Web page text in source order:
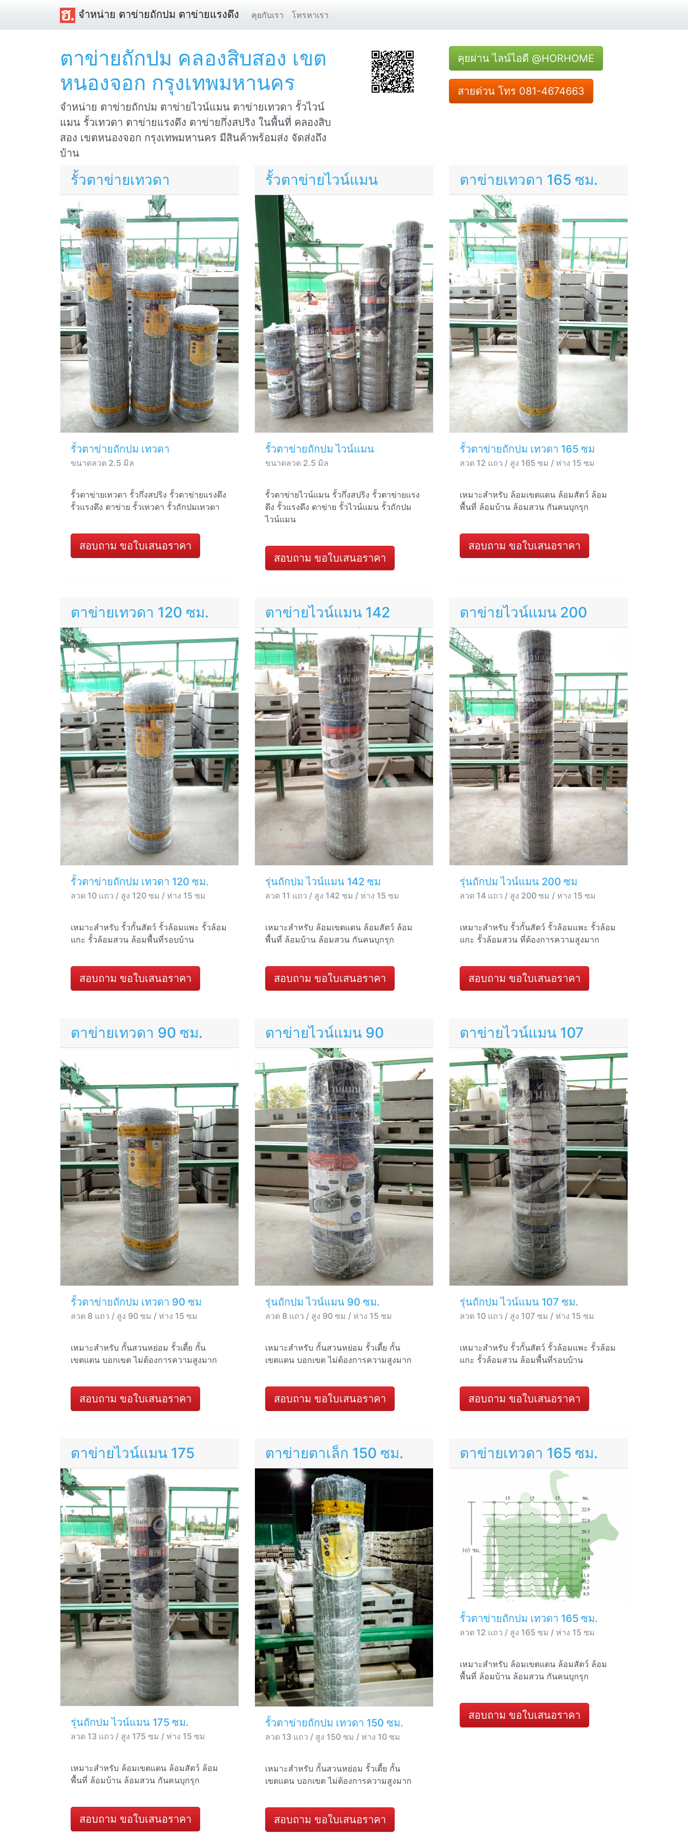
จำหน่าย ตาข่ายถักปม ตาข่ายแรงดึง คุยกับเรา โทรหาเรา
ตาข่ายถักปม คลองสิบสอง เขต
หนองจอก กรุงเทพมหานคร
จำหน่าย ตาข่ายถักปม ตาข่ายไวน์แมน ตาข่ายเทวดา รั้วไวน์
แมน รั้วเทวดา ตาข่ายแรงดึง ตาข่ายกึ่งสปริง ในพื้นที่ คลองสิบ
สอง เขตหนองจอก กรุงเทพมหานคร มีสินค้าพร้อมส่ง จัดส่งถึง
บ้าน
คุยผ่าน ไลน์ไอดี @HORHOME
สายด่วน โทร 081-4674663
รั้วตาข่ายเทวดา
รั้วตาข่ายถักปม เทวดา
ขนาดลวด 2.5 มิล
รั้วตาข่ายเทวดา รั้วกึ่งสปริง รั้วตาข่ายแรงดึง
รั้วแรงดึง ตาข่าย รั้วเทวดา รั้วถักปมเทวดา
สอบถาม ขอใบเสนอราคา
รั้วตาข่ายไวน์แมน
รั้วตาข่ายถักปม ไวน์แมน
ขนาดลวด 2.5 มิล
รั้วตาข่ายไวน์แมน รั้วกึ่งสปริง รั้วตาข่ายแรง
ดึง รั้วแรงดึง ตาข่าย รั้วไวน์แมน รั้วถักปม
ไวน์แมน
สอบถาม ขอใบเสนอราคา
ตาข่ายเทวดา 165 ซม.
รั้วตาข่ายถักปม เทวดา 165 ซม
ลวด 12 แถว / สูง 165 ซม / ห่าง 15 ซม
เหมาะสำหรับ ล้อมเขตแดน ล้อมสัตว์ ล้อม
พื้นที่ ล้อมบ้าน ล้อมสวน กันคนบุกรุก
สอบถาม ขอใบเสนอราคา
ตาข่ายเทวดา 120 ซม.
รั้วตาข่ายถักปม เทวดา 120 ซม.
ลวด 10 แถว / สูง 120 ซม / ห่าง 15 ซม
เหมาะสำหรับ รั้วกั้นสัตว์ รั้วล้อมแพะ รั้วล้อม
แกะ รั้วล้อมสวน ล้อมพื้นที่รอบบ้าน
สอบถาม ขอใบเสนอราคา
ตาข่ายไวน์แมน 142
รุ่นถักปม ไวน์แมน 142 ซม
ลวด 11 แถว / สูง 142 ซม / ห่าง 15 ซม
เหมาะสำหรับ ล้อมเขตแดน ล้อมสัตว์ ล้อม
พื้นที่ ล้อมบ้าน ล้อมสวน กันคนบุกรุก
สอบถาม ขอใบเสนอราคา
ตาข่ายไวน์แมน 200
รุ่นถักปม ไวน์แมน 200 ซม
ลวด 14 แถว / สูง 200 ซม / ห่าง 15 ซม
เหมาะสำหรับ รั้วกั้นสัตว์ รั้วล้อมแพะ รั้วล้อม
แกะ รั้วล้อมสวน ที่ต้องการความสูงมาก
สอบถาม ขอใบเสนอราคา
ตาข่ายเทวดา 90 ซม.
รั้วตาข่ายถักปม เทวดา 90 ซม
ลวด 8 แถว / สูง 90 ซม / ห่าง 15 ซม
เหมาะสำหรับ กั้นสวนหย่อม รั้วเตี้ย กั้น
เขตแดน บอกเขต ไม่ต้องการความสูงมาก
สอบถาม ขอใบเสนอราคา
ตาข่ายไวน์แมน 90
รุ่นถักปม ไวน์แมน 90 ซม.
ลวด 8 แถว / สูง 90 ซม / ห่าง 15 ซม
เหมาะสำหรับ กั้นสวนหย่อม รั้วเตี้ย กั้น
เขตแดน บอกเขต ไม่ต้องการความสูงมาก
สอบถาม ขอใบเสนอราคา
ตาข่ายไวน์แมน 107
รุ่นถักปม ไวน์แมน 107 ซม.
ลวด 10 แถว / สูง 107 ซม / ห่าง 15 ซม
เหมาะสำหรับ รั้วกั้นสัตว์ รั้วล้อมแพะ รั้วล้อม
แกะ รั้วล้อมสวน ล้อมพื้นที่รอบบ้าน
สอบถาม ขอใบเสนอราคา
ตาข่ายไวน์แมน 175
รุ่นถักปม ไวน์แมน 175 ซม.
ลวด 13 แถว / สูง 175 ซม / ห่าง 15 ซม
เหมาะสำหรับ ล้อมเขตแดน ล้อมสัตว์ ล้อม
พื้นที่ ล้อมบ้าน ล้อมสวน กันคนบุกรุก
สอบถาม ขอใบเสนอราคา
ตาข่ายตาเล็ก 150 ซม.
รั้วตาข่ายถักปม เทวดา 150 ซม.
ลวด 13 แถว / สูง 150 ซม / ห่าง 10 ซม
เหมาะสำหรับ กั้นสวนหย่อม รั้วเตี้ย กั้น
เขตแดน บอกเขต ไม่ต้องการความสูงมาก
สอบถาม ขอใบเสนอราคา
ตาข่ายเทวดา 165 ซม.
รั้วตาข่ายถักปม เทวดา 165 ซม.
ลวด 12 แถว / สูง 165 ซม / ห่าง 15 ซม
เหมาะสำหรับ ล้อมเขตแดน ล้อมสัตว์ ล้อม
พื้นที่ ล้อมบ้าน ล้อมสวน กันคนบุกรุก
สอบถาม ขอใบเสนอราคา